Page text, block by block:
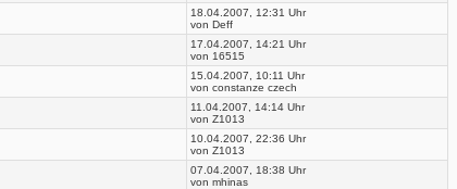
18.04.2007, 12:31 Uhr
von Deff
17.04.2007, 14:21 Uhr
von 16515
15.04.2007, 10:11 Uhr
von constanze czech
11.04.2007, 14:14 Uhr
von Z1013
10.04.2007, 22:36 Uhr
von Z1013
07.04.2007, 18:38 Uhr
von mhinas